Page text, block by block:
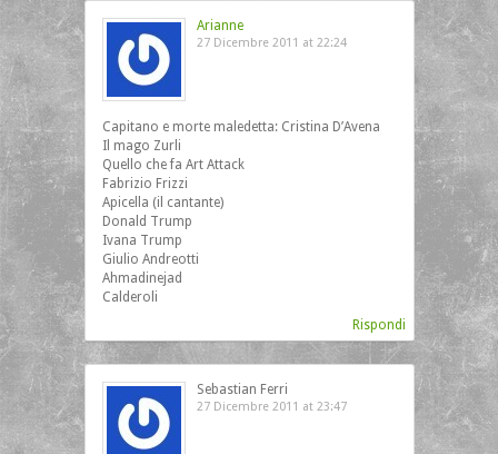
Arianne
27 Dicembre 2011 at 22:24
Capitano e morte maledetta: Cristina D’Avena
Il mago Zurli
Quello che fa Art Attack
Fabrizio Frizzi
Apicella (il cantante)
Donald Trump
Ivana Trump
Giulio Andreotti
Ahmadinejad
Calderoli
Rispondi
Sebastian Ferri
27 Dicembre 2011 at 23:47